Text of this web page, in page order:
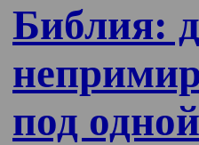
Библия:
под